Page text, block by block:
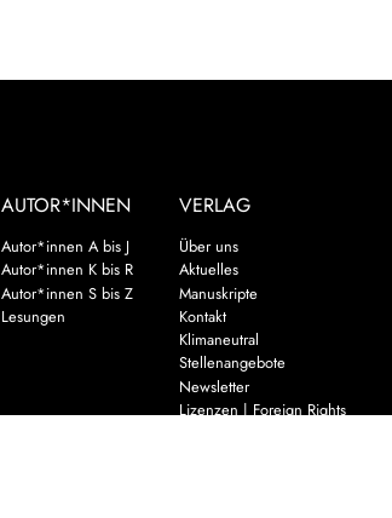
AUTOR*INNEN
Autor*innen A bis J
Autor*innen K bis R
Autor*innen S bis Z
Lesungen
VERLAG
Über uns
Aktuelles
Manuskripte
Kontakt
Klimaneutral
Stellenangebote
Newsletter
Lizenzen | Foreign Rights